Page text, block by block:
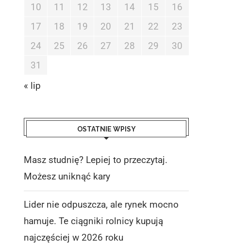
10
11 12 13 14 15
16
17
18 19 20 21 22
23
24
25 26 27 28 29
30
31
« lip
OSTATNIE WPISY
Masz studnię? Lepiej to przeczytaj.
Możesz uniknąć kary
Lider nie odpuszcza, ale rynek mocno
hamuje. Te ciągniki rolnicy kupują
najczęściej w 2026 roku